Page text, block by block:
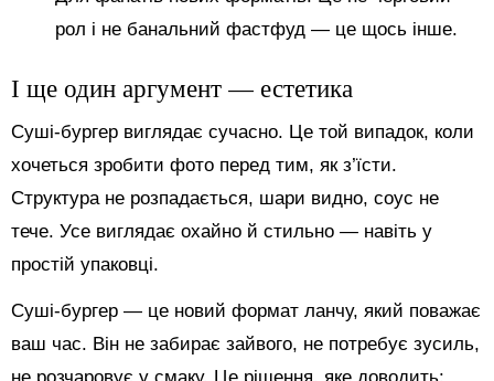
рол і не банальний фастфуд — це щось інше.
І ще один аргумент — естетика
Суші-бургер виглядає сучасно. Це той випадок, коли
хочеться зробити фото перед тим, як з’їсти.
Структура не розпадається, шари видно, соус не
тече. Усе виглядає охайно й стильно — навіть у
простій упаковці.
Суші-бургер — це новий формат ланчу, який поважає
ваш час. Він не забирає зайвого, не потребує зусиль,